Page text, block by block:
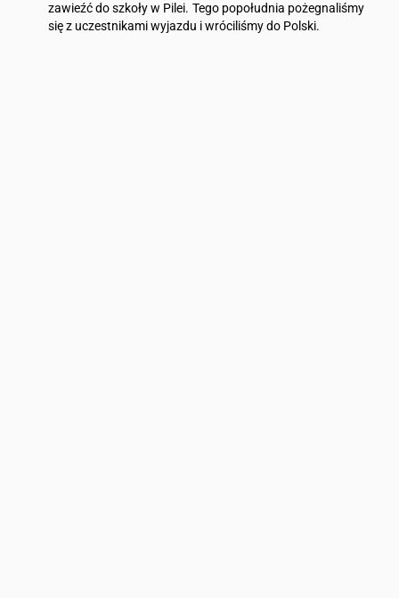
zawieźć do szkoły w Pilei. Tego popołudnia pożegnaliśmy
się z uczestnikami wyjazdu i wróciliśmy do Polski.